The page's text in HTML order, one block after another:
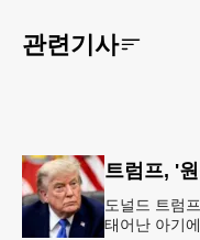
관련기사
도널드 트럼
태어난 아기